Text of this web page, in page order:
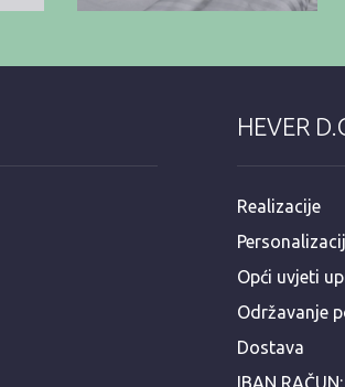
HEVER
Realizacije
Opći uvjeti
Održavanje
Dostava
IBAN RAČUN: